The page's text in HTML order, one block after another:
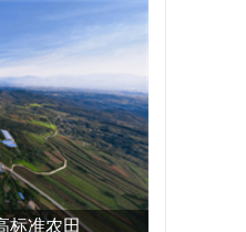
标准农田